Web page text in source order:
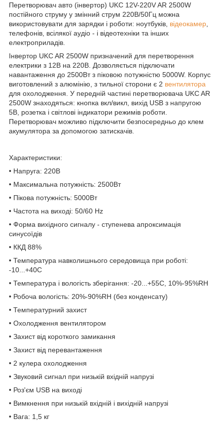
Перетворювач авто (інвертор) UKC 12V-220V AR 2500W
постійного струму у змінний струм 220В/50Гц можна
використовувати для зарядки і роботи: ноутбуків, відеокамер
телефонів, всілякої аудіо - і відеотехніки та інших
електроприладів.
Інвертор UKC AR 2500W призначений для перетворення
електрики з 12В на 220В. Дозволяється підключати
навантаження до 2500Вт з піковою потужністю 5000W. Корпус
виготовлений з алюмінію, з тильної сторони є 2 вентилятора
для охолодження. У передній частині перетворювача UKC AR
2500W знаходяться: кнопка вкл/викл, вихід USB з напругою
5В, розетка і світлові індикатори режимів роботи.
Перетворювач можливо підключити безпосередньо до клем
акумулятора за допомогою затискачів.
Характеристики:
• Напруга: 220В
• Максимальна потужність: 2500Вт
• Пікова потужність: 5000Вт
• Частота на виході: 50/60 Hz
• Форма вихідного сигналу - ступенева апроксимація
синусоїдів
• ККД 88%
• Температура навколишнього середовища при роботі:
-10...+40С
• Температура і вологість зберігання: -20...+55С, 10%-95%RH
• Робоча вологість: 20%-90%RH (без конденсату)
• Температурний захист
• Охолодження вентилятором
• Захист від короткого замикання
• Захист від перевантаження
• 2 кулера охолодження
• Звуковий сигнал при низькій вхідній напрузі
• Роз'єм USB на виході
• Вимкнення при низькій вхідній і вихідній напрузі
• Вага: 1,5 кг